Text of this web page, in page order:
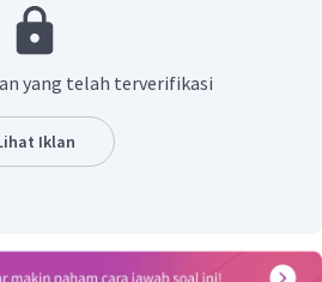
dan mengawali
yang telah terverifikasi
Iklan